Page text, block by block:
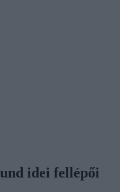
idei fellépői